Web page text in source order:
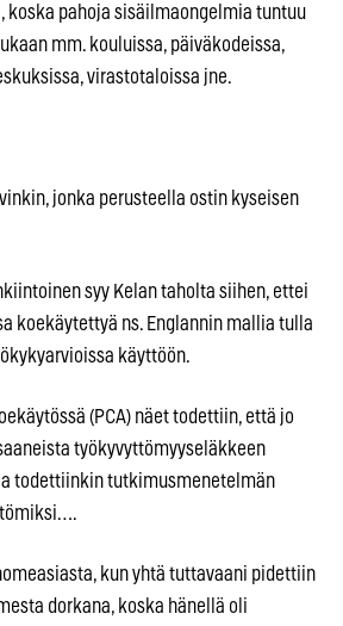
koska pahoja sisäilmaongelmia tuntuu
mm. kouluissa, päiväkodeissa,
virastotaloissa jne.
jonka perusteella ostin kyseisen
syy Kelan taholta siihen, ettei
koekäytettyä ns. Englannin mallia tulla
käyttöön.
(PCA) näet todettiin, että jo
työkyvyttömyyseläkkeen
todettiinkin tutkimusmenetelmän
kun yhtä tuttavaani pidettiin
dorkana, koska hänellä oli